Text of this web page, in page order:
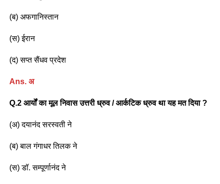
(ब) अफगानिस्तान
(स) ईरान
(द) सप्त सैंधव प्रदेश
Ans. अ
Q.2 आर्यों का मूल निवास उत्तरी ध्रुव / आर्कटिक ध्रुव था यह मत दिया ?
(अ) दयानंद सरस्वती ने
(ब) बाल गंगाधर तिलक ने
(स) डॉ. सम्पूर्णानंद ने